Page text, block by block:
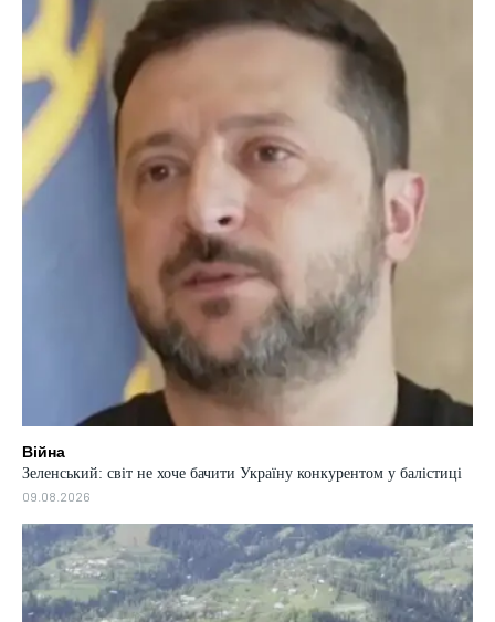
Війна
Зеленський: світ не хоче бачити Україну конкурентом у балістиці
09.08.2026